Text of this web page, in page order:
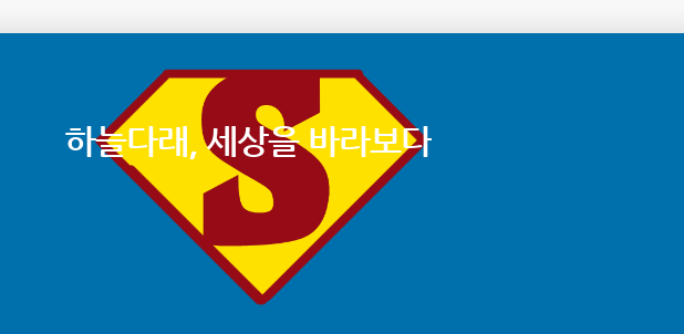
하늘다래, 세상을 바라보다